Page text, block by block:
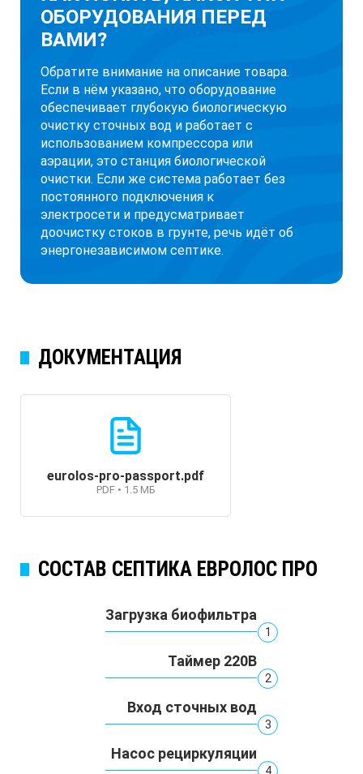
ОБОРУДОВАНИЯ ПЕРЕД
ВАМИ?
Обратите внимание на описание товара.
Если в нём указано, что оборудование
обеспечивает глубокую биологическую
очистку сточных вод и работает с
использованием компрессора или
аэрации, это станция биологической
очистки. Если же система работает без
постоянного подключения к
электросети и предусматривает
доочистку стоков в грунте, речь идёт об
энергонезависимом септике.
ДОКУМЕНТАЦИЯ
eurolos-pro-passport.pdf
PDF • 1.5 МБ
СОСТАВ СЕПТИКА ЕВРОЛОС ПРО
Загрузка биофильтра
1
Таймер 220В
2
Вход сточных вод
3
Насос рециркуляции
4